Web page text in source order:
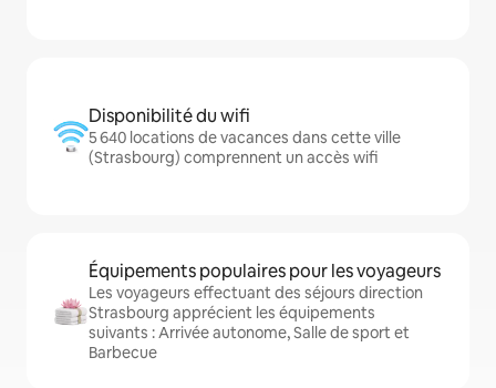
Disponibilité du wifi
5 640 locations de vacances dans cette ville
(Strasbourg) comprennent un accès wifi
Équipements populaires pour les voyageurs
Les voyageurs effectuant des séjours direction
Strasbourg apprécient les équipements
suivants : Arrivée autonome, Salle de sport et
Barbecue